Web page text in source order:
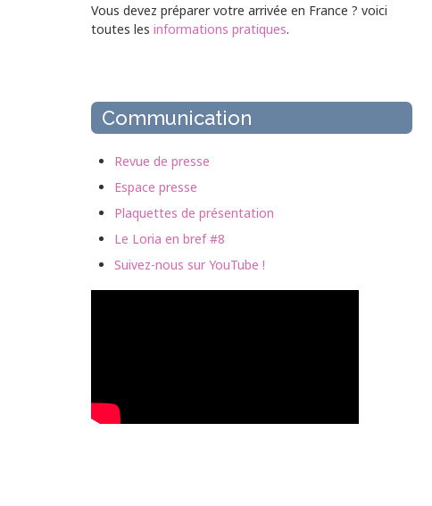
Vous devez préparer votre arrivée en France ? voici
toutes les informations pratiques.
Communication
Revue de presse
Espace presse
Plaquettes de présentation
Le Loria en bref #8
Suivez-nous sur YouTube !